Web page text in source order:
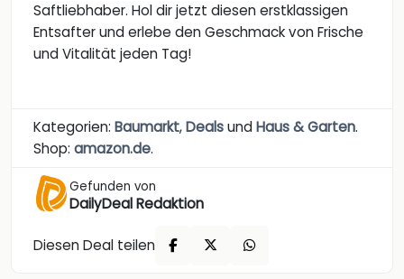
Saftliebhaber. Hol dir jetzt diesen erstklassigen
Entsafter und erlebe den Geschmack von Frische
und Vitalität jeden Tag!
Kategorien: Baumarkt,DealsundHaus & Garten.
Shop: amazon.de.
Gefunden von
DailyDeal Redaktion
Diesen Deal teilen